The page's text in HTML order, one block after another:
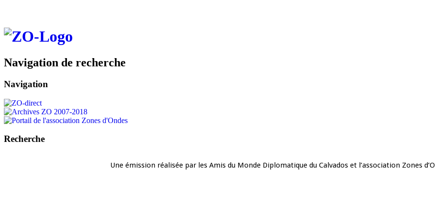
Navigation de recherche
Navigation
Recherche
Une émission réalisée par les Amis du Monde Diplomatique du Calvados et l’association Zones